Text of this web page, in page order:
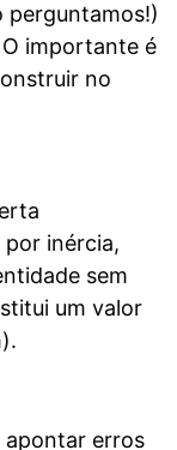
perguntamos!)
importante é
no
por inércia,
sem
um valor
apontar erros